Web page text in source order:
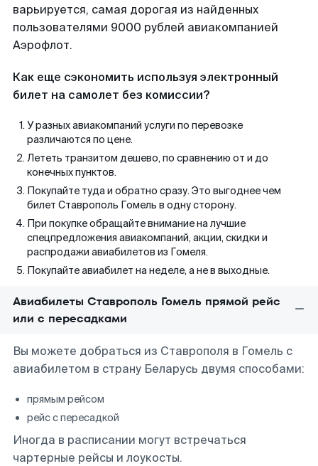
варьируется, самая дорогая из найденных
пользователями 9000 рублей авиакомпанией
Аэрофлот.
Как еще сэкономить используя электронный
билет на самолет без комиссии?
У разных авиакомпаний услуги по перевозке
различаются по цене.
Лететь транзитом дешево, по сравнению от и до
конечных пунктов.
Покупайте туда и обратно сразу. Это выгоднее чем
билет Ставрополь Гомель в одну сторону.
При покупке обращайте внимание на лучшие
спецпредложения авиакомпаний, акции, скидки и
распродажи авиабилетов из Гомеля.
Покупайте авиабилет на неделе, а не в выходные.
Авиабилеты Ставрополь Гомель прямой рейс
или с пересадками
Вы можете добраться из Ставрополя в Гомель с
авиабилетом в страну Беларусь двумя способами:
прямым рейсом
рейс с пересадкой
Иногда в расписании могут встречаться
чартерные рейсы и лоукосты.